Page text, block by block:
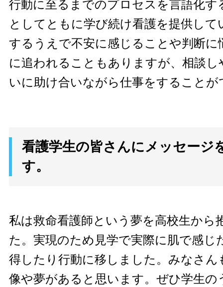
行動に至るまでのプロセスを言語化す
としてともに学び続け看護を提供して
するうえで不安に感じることや判断に
に追われることもありますが、相談し
いに助け合いながら仕事をすること
看護学生の皆さんにメッセージ
す。
私は救命看護師という夢を高校生から
た。実現のため見学で実際に肌で感じ
得したり行動に移しました。みなさん
像や夢があると思います。ぜひ学生の